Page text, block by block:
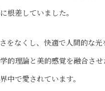
根差していました。
をなくし、快適で人間的な
的理論と美的感覚を融合さ
中で愛されています。